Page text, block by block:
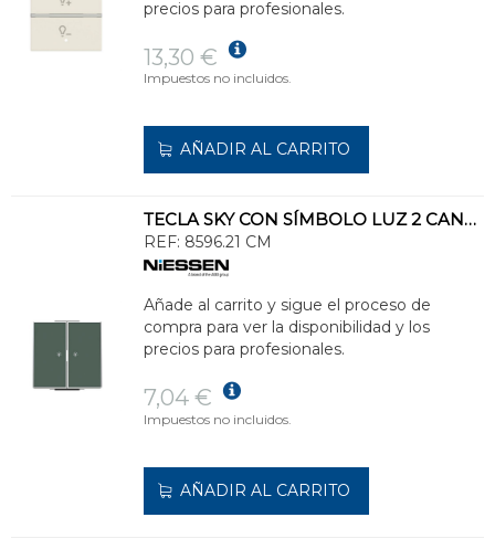
precios para profesionales.
13,30 €
Impuestos no incluidos.
AÑADIR AL CARRITO
TECLA SKY CON SÍMBOLO LUZ 2 CANALES COMODORO
REF: 8596.21 CM
Añade al carrito y sigue el proceso de
compra para ver la disponibilidad y los
precios para profesionales.
7,04 €
Impuestos no incluidos.
AÑADIR AL CARRITO